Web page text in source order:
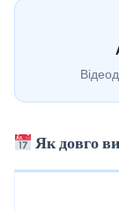
Як довго